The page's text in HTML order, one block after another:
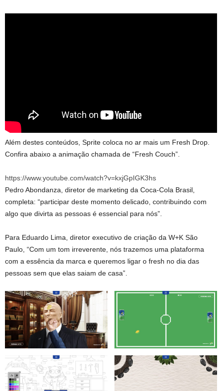
Além destes conteúdos, Sprite coloca no ar mais um Fresh Drop.
Confira abaixo a animação chamada de “Fresh Couch”.
https://www.youtube.com/watch?v=kxjGpIGK3hs
Pedro Abondanza, diretor de marketing da Coca-Cola Brasil,
completa: “participar deste momento delicado, contribuindo com
algo que divirta as pessoas é essencial para nós”.
Para Eduardo Lima, diretor executivo de criação da W+K São
Paulo, “Com um tom irreverente, nós trazemos uma plataforma
com a essência da marca e queremos ligar o fresh no dia das
pessoas sem que elas saiam de casa”.